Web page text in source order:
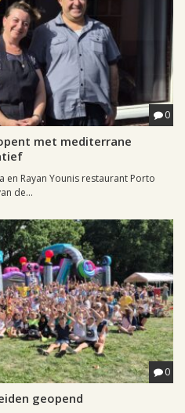
0
met mediterrane
en Rayan Younis restaurant Porto
de...
0
geopend